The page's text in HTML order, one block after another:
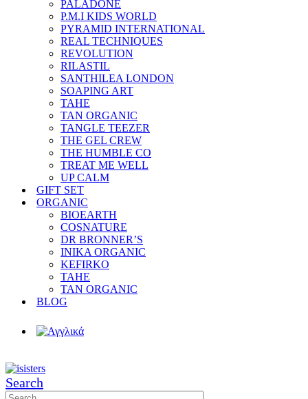
PALADONE
P.M.I KIDS WORLD
PYRAMID INTERNATIONAL
REAL TECHNIQUES
REVOLUTION
RILASTIL
SANTHILEA LONDON
SOAPING ART
TAHE
TAN ORGANIC
TANGLE TEEZER
THE GEL CREW
THE HUMBLE CO
TREAT ME WELL
UP CALM
GIFT SET
ORGANIC
BIOEARTH
COSNATURE
DR BRONNER’S
INIKA ORGANIC
KEFIRKO
TAHE
TAN ORGANIC
BLOG
Search